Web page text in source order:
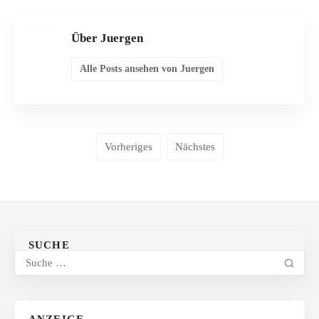
Über Juergen
Alle Posts ansehen von Juergen
Vorheriges Nächstes
SUCHE